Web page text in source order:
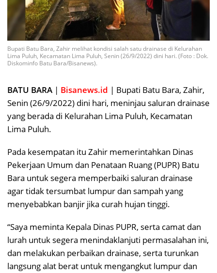
Bupati Batu Bara, Zahir melihat kondisi salah satu drainase di Kelurahan
Lima Puluh, Kecamatan Lima Puluh, Senin (26/9/2022) dini hari. (Foto : Dok.
Diskominfo Batu Bara/Bisanews).
BATU BARA | Bisanews.id | Bupati Batu Bara, Zahir,
Senin (26/9/2022) dini hari, meninjau saluran drainase
yang berada di Kelurahan Lima Puluh, Kecamatan
Lima Puluh.
Pada kesempatan itu Zahir memerintahkan Dinas
Pekerjaan Umum dan Penataan Ruang (PUPR) Batu
Bara untuk segera memperbaiki saluran drainase
agar tidak tersumbat lumpur dan sampah yang
menyebabkan banjir jika curah hujan tinggi.
“Saya meminta Kepala Dinas PUPR, serta camat dan
lurah untuk segera menindaklanjuti permasalahan ini,
dan melakukan perbaikan drainase, serta turunkan
langsung alat berat untuk mengangkut lumpur dan